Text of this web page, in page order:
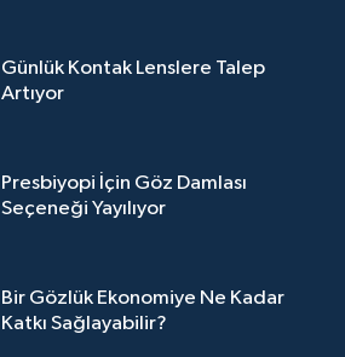
Günlük Kontak Lenslere Talep
Artıyor
Presbiyopi İçin Göz Damlası
Seçeneği Yayılıyor
Bir Gözlük Ekonomiye Ne Kadar
Katkı Sağlayabilir?